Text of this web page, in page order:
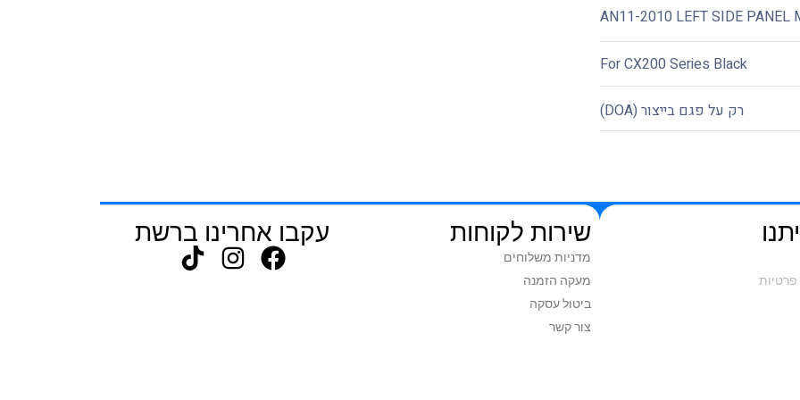
AN11-2010 LEFT SIDE PANEL
For CX200 Series Black
רק על פגם בייצור (DOA)
פרטיות
שירות לקוחות
מדניות משלוחים
מעקה הזמנה
ביטול עסקה
צור קשר
עקבו אחרינו ברשת